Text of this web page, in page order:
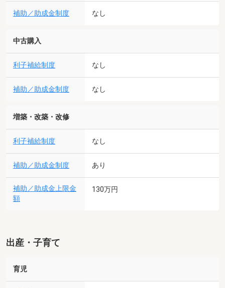
補助／助成金制度 なし
中古購入
利子補給制度 なし
補助／助成金制度 なし
増築・改築・改修
利子補給制度 なし
補助／助成金制度 あり
補助／助成金上限金
額
130万円
出産・子育て
育児